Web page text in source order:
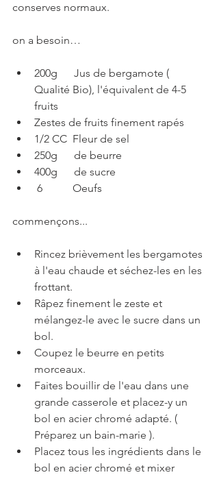
conserves normaux.
on a besoin…
200g      Jus de bergamote (
Qualité Bio), l'équivalent de 4-5
fruits
Zestes de fruits finement rapés
1/2 CC  Fleur de sel
250g      de beurre
400g      de sucre
6           Oeufs
commençons...
Rincez brièvement les bergamotes
à l'eau chaude et séchez-les en les
frottant.
Râpez finement le zeste et
mélangez-le avec le sucre dans un
bol.
Coupez le beurre en petits
morceaux.
Faites bouillir de l'eau dans une
grande casserole et placez-y un
bol en acier chromé adapté. (
Préparez un bain-marie ).
Placez tous les ingrédients dans le
bol en acier chromé et mixer